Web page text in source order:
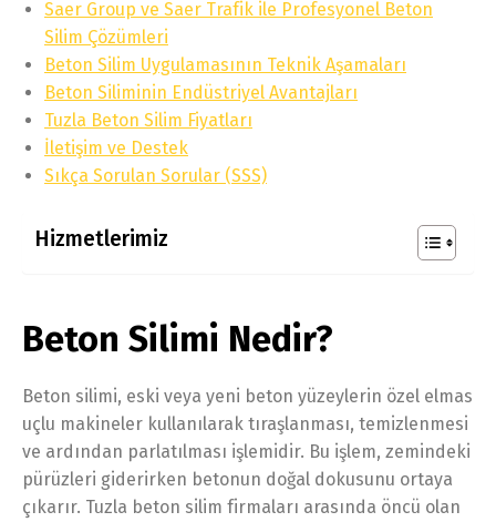
Saer Group ve Saer Trafik ile Profesyonel Beton
Silim Çözümleri
Beton Silim Uygulamasının Teknik Aşamaları
Beton Siliminin Endüstriyel Avantajları
Tuzla Beton Silim Fiyatları
İletişim ve Destek
Sıkça Sorulan Sorular (SSS)
Hizmetlerimiz
Beton Silimi Nedir?
Beton silimi, eski veya yeni beton yüzeylerin özel elmas
uçlu makineler kullanılarak tıraşlanması, temizlenmesi
ve ardından parlatılması işlemidir. Bu işlem, zemindeki
pürüzleri giderirken betonun doğal dokusunu ortaya
çıkarır. Tuzla beton silim firmaları arasında öncü olan